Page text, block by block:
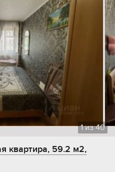
1из40
квартира, 59.2 м2,